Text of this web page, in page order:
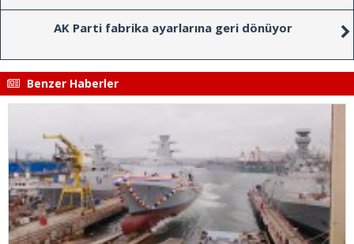
AK Parti fabrika ayarlarına geri dönüyor
Benzer Haberler